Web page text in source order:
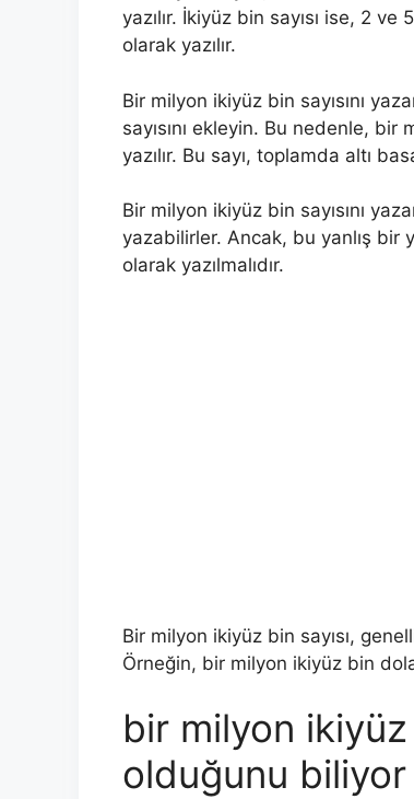
yazılır. İkiyüz bin sayısı ise, 2
olarak yazılır.
Bir milyon ikiyüz bin sayısını
sayısını ekleyin. Bu nedenle,
yazılır. Bu sayı, toplamda altı
Bir milyon ikiyüz bin sayısını
yazabilirler. Ancak, bu yanlış bir
olarak yazılmalıdır.
Bir milyon ikiyüz bin sayısı,
Örneğin, bir milyon ikiyüz bin
bir milyon
olduğunu